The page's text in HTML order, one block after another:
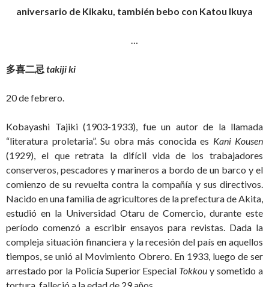
aniversario de Kikaku, también bebo con Katou Ikuya
…
多喜二忌 takiji ki
20 de febrero.
Kobayashi Tajiki (1903-1933), fue un autor de la llamada
“literatura proletaria”. Su obra más conocida es Kani Kousen
(1929), el que retrata la difícil vida de los trabajadores
conserveros, pescadores y marineros a bordo de un barco y el
comienzo de su revuelta contra la compañía y sus directivos.
Nacido en una familia de agricultores de la prefectura de Akita,
estudió en la Universidad Otaru de Comercio, durante este
período comenzó a escribir ensayos para revistas. Dada la
compleja situación financiera y la recesión del país en aquellos
tiempos, se unió al Movimiento Obrero. En 1933, luego de ser
arrestado por la Policía Superior Especial Tokkou y sometido a